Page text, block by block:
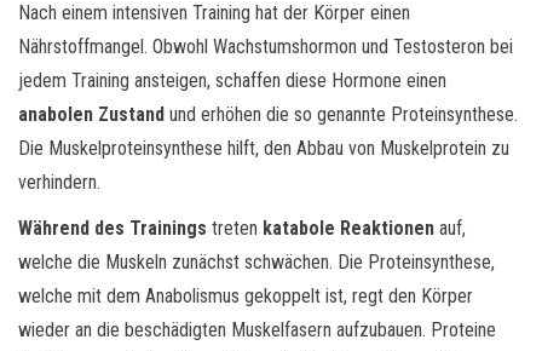
Nach einem intensiven Training hat der Körper einen
Nährstoffmangel. Obwohl Wachstumshormon und Testosteron bei
jedem Training ansteigen, schaffen diese Hormone einen
anabolen Zustand und erhöhen die so genannte Proteinsynthese.
Die Muskelproteinsynthese hilft, den Abbau von Muskelprotein zu
verhindern.
Während des Trainings treten katabole Reaktionen auf,
welche die Muskeln zunächst schwächen. Die Proteinsynthese,
welche mit dem Anabolismus gekoppelt ist, regt den Körper
wieder an die beschädigten Muskelfasern aufzubauen. Proteine